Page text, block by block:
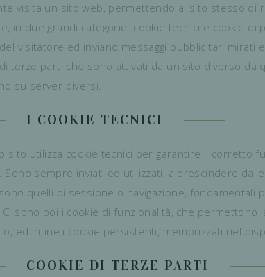
visita un sito web, permettendo al sito stesso di
in due grandi categorie: cookie tecnici e cookie
visitatore ed inviano messaggi pubblicitari mirati
terze parti che sono attivati da un sito diverso da
su server diversi.
I COOKIE TECNICI
sito utilizza cookie tecnici per garantire il corretto
Sono sempre inviati ed utilizzati, a prescindere
quelli di sessione o navigazione,
Ci sono poi i cookie di funzionalità, che
ed infine i cookie persistenti, memorizzati nel
COOKIE DI TERZE PARTI